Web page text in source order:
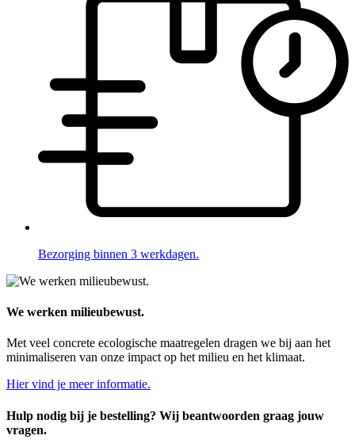
Bezorging binnen 3 werkdagen.
We werken milieubewust.
Met veel concrete ecologische maatregelen dragen we bij aan het
minimaliseren van onze impact op het milieu en het klimaat.
Hier vind je meer informatie.
Hulp nodig bij je bestelling? Wij beantwoorden graag jouw
vragen.